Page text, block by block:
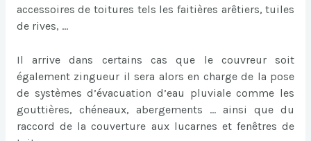
accessoires de toitures tels les faitières arêtiers, tuiles
de rives, …
Il arrive dans certains cas que le couvreur soit
également zingueur il sera alors en charge de la pose
de systèmes d’évacuation d’eau pluviale comme les
gouttières, chéneaux, abergements … ainsi que du
raccord de la couverture aux lucarnes et fenêtres de